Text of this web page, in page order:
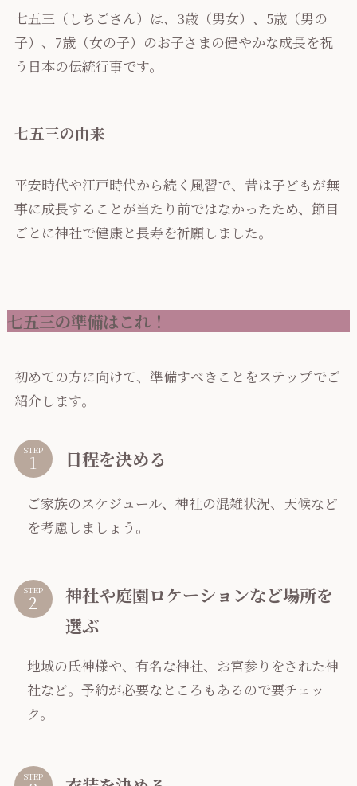
七五三（しちごさん）は、3歳（男女）、5歳（男の
子）、7歳（女の子）のお子さまの健やかな成長を祝
う日本の伝統行事です。
七五三の由来
平安時代や江戸時代から続く風習で、昔は子どもが無
事に成長することが当たり前ではなかったため、節目
ごとに神社で健康と長寿を祈願しました。
七五三の準備はこれ！
初めての方に向けて、準備すべきことをステップでご
紹介します。
STEP 日程を決める
ご家族のスケジュール、神社の混雑状況、天候など
を考慮しましょう。
STEP
神社や庭園ロケーションなど場所を
選ぶ
地域の氏神様や、有名な神社、お宮参りをされた神
社など。予約が必要なところもあるので要チェッ
ク。
STEP